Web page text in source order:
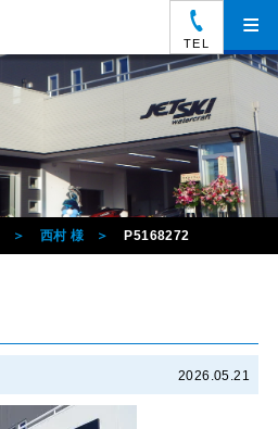
TEL
≡
西村 様 P5168272
2026.05.21